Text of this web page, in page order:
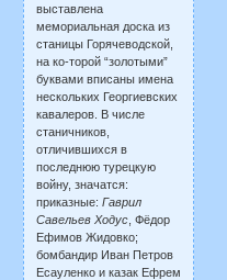
выставлена
мемориальная доска из
станицы Горячеводской,
на ко-торой “золотыми”
буквами вписаны имена
нескольких Георгиевских
кавалеров. В числе
станичников,
отличившихся в
последнюю турецкую
войну, значатся:
приказные: Гаврил
Савельев Ходус, Фёдор
Ефимов Жидовко;
бомбандир Иван Петров
Есауленко и казак Ефрем